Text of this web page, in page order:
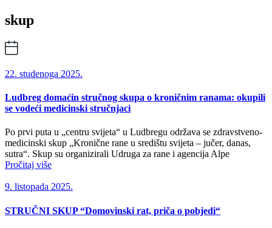
skup
22. studenoga 2025.
Ludbreg domaćin stručnog skupa o kroničnim ranama: okupili
se vodeći medicinski stručnjaci
Po prvi puta u „centru svijeta“ u Ludbregu održava se zdravstveno-
medicinski skup „Kronične rane u središtu svijeta – jučer, danas,
sutra“. Skup su organizirali Udruga za rane i agencija Alpe
Pročitaj više
9. listopada 2025.
STRUČNI SKUP “Domovinski rat, priča o pobjedi“